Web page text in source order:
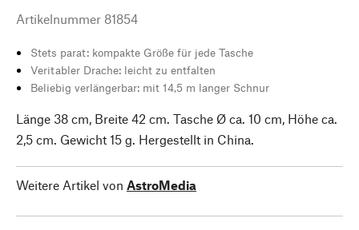
Artikelnummer 81854
Stets parat: kompakte Größe für jede Tasche
Veritabler Drache: leicht zu entfalten
Beliebig verlängerbar: mit 14,5 m langer Schnur
Länge 38 cm, Breite 42 cm. Tasche Ø ca. 10 cm, Höhe ca.
2,5 cm. Gewicht 15 g. Hergestellt in China.
Weitere Artikel von AstroMedia